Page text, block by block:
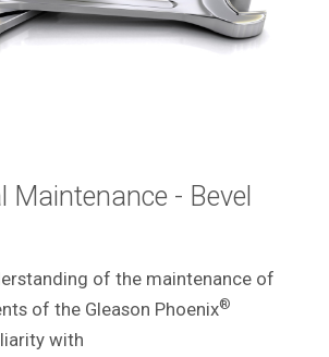
Maintenance - Bevel
of the maintenance of
of the Gleason Phoenix®
with